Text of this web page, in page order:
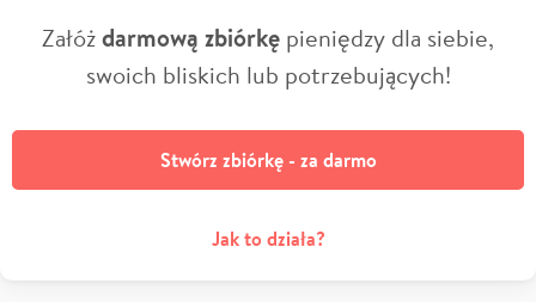
Załóżdarmową zbiórkę pieniędzy dla siebie,
swoich bliskich lub potrzebujących!
Stwórz zbiórkę - za darmo
Jak to działa?